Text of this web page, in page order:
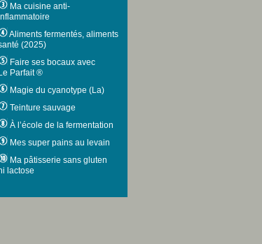
Ma cuisine anti-
Aliments fermentés, aliments
(2025)
Faire ses bocaux avec
Parfait ®
Magie du cyanotype (La)
Teinture sauvage
À l’école de la fermentation
Mes super pains au levain
Ma pâtisserie sans gluten
lactose